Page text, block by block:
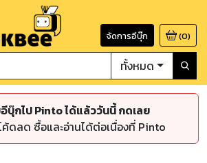
จัดการอีบุ๊ก (0)
ทั้งหมด
บุ๊กไป Pinto ได้แล้ววันนี้ กดเลย
ดลด ซื้อและอ่านได้ต่อเนื่องที่ Pinto